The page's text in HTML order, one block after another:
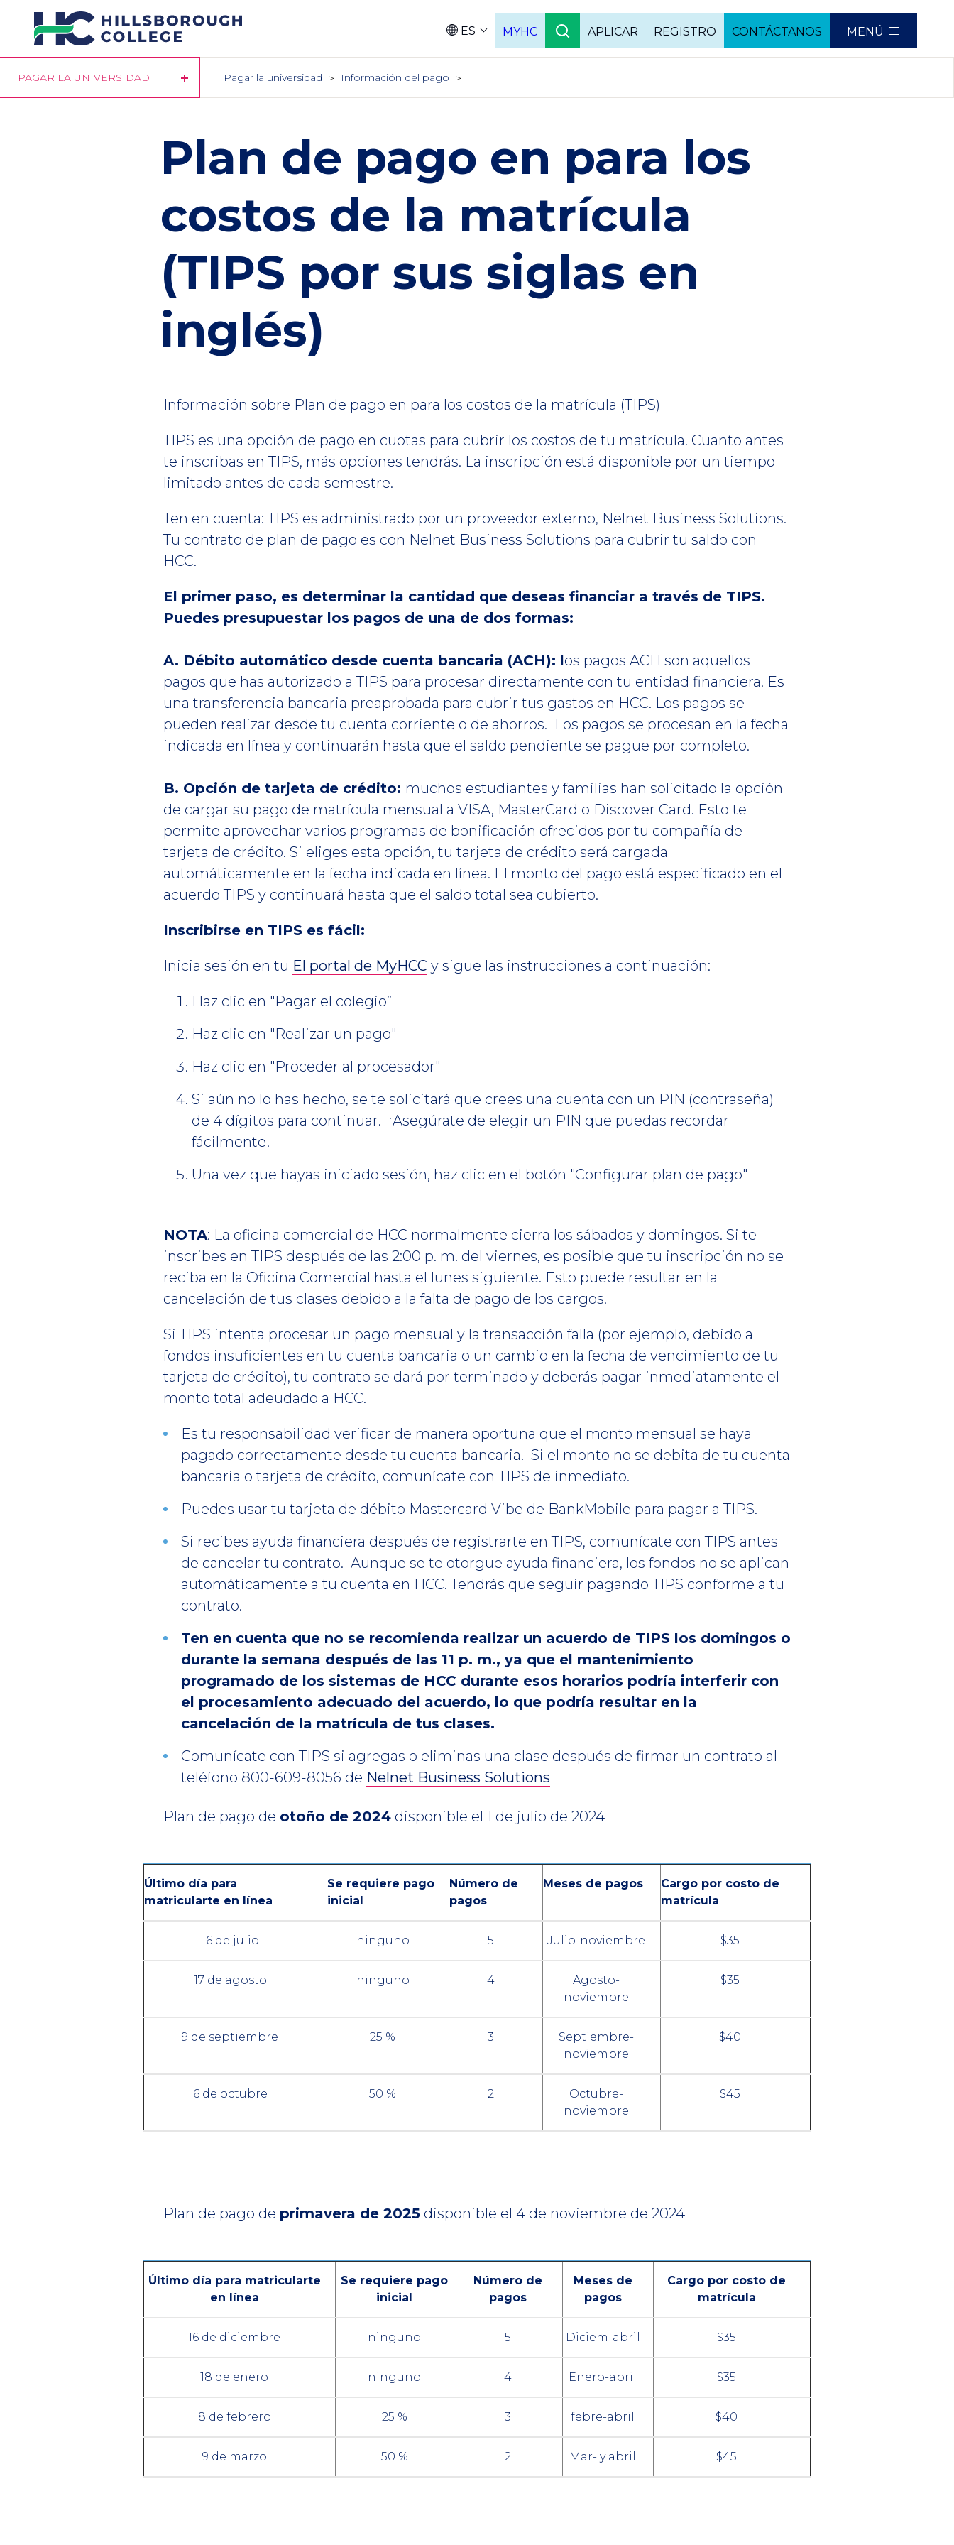
Pasar
contenido
Language
ES MYHC APLICAR REGISTRO CONTÁCTANOS MENÚ
PAGAR LA UNIVERSIDAD Pagar la universidad Información del pago
Plan de pago en para los
costos de la matrícula
(TIPS por sus siglas en
inglés)
Información sobre Plan de pago en para los costos de la matrícula (TIPS)
TIPS es una opción de pago en cuotas para cubrir los costos de tu matrícula. Cuanto antes
te inscribas en TIPS, más opciones tendrás. La inscripción está disponible por un tiempo
limitado antes de cada semestre.
Ten en cuenta: TIPS es administrado por un proveedor externo, Nelnet Business Solutions.
Tu contrato de plan de pago es con Nelnet Business Solutions para cubrir tu saldo con
HCC.
El primer paso, es determinar la cantidad que deseas financiar a través de TIPS.
Puedes presupuestar los pagos de una de dos formas:
A. Débito automático desde cuenta bancaria (ACH): los pagos ACH son aquellos
pagos que has autorizado a TIPS para procesar directamente con tu entidad financiera. Es
una transferencia bancaria preaprobada para cubrir tus gastos en HCC. Los pagos se
pueden realizar desde tu cuenta corriente o de ahorros. Los pagos se procesan en la fecha
indicada en línea y continuarán hasta que el saldo pendiente se pague por completo.
B. Opción de tarjeta de crédito: muchos estudiantes y familias han solicitado la opción
de cargar su pago de matrícula mensual a VISA, MasterCard o Discover Card. Esto te
permite aprovechar varios programas de bonificación ofrecidos por tu compañía de
tarjeta de crédito. Si eliges esta opción, tu tarjeta de crédito será cargada
automáticamente en la fecha indicada en línea. El monto del pago está especificado en el
acuerdo TIPS y continuará hasta que el saldo total sea cubierto.
Inscribirse en TIPS es fácil:
Inicia sesión en tu El portal de MyHCC y sigue las instrucciones a continuación:
Haz clic en "Pagar el colegio”
Haz clic en "Realizar un pago"
Haz clic en "Proceder al procesador"
Si aún no lo has hecho, se te solicitará que crees una cuenta con un PIN (contraseña)
de 4 dígitos para continuar. ¡Asegúrate de elegir un PIN que puedas recordar
fácilmente!
Una vez que hayas iniciado sesión, haz clic en el botón "Configurar plan de pago"
NOTA: La oficina comercial de HCC normalmente cierra los sábados y domingos. Si te
inscribes en TIPS después de las 2:00 p. m. del viernes, es posible que tu inscripción no se
reciba en la Oficina Comercial hasta el lunes siguiente. Esto puede resultar en la
cancelación de tus clases debido a la falta de pago de los cargos.
Si TIPS intenta procesar un pago mensual y la transacción falla (por ejemplo, debido a
fondos insuficientes en tu cuenta bancaria o un cambio en la fecha de vencimiento de tu
tarjeta de crédito), tu contrato se dará por terminado y deberás pagar inmediatamente el
monto total adeudado a HCC.
Es tu responsabilidad verificar de manera oportuna que el monto mensual se haya
pagado correctamente desde tu cuenta bancaria. Si el monto no se debita de tu cuenta
bancaria o tarjeta de crédito, comunícate con TIPS de inmediato.
Puedes usar tu tarjeta de débito Mastercard Vibe de BankMobile para pagar a TIPS.
Si recibes ayuda financiera después de registrarte en TIPS, comunícate con TIPS antes
de cancelar tu contrato. Aunque se te otorgue ayuda financiera, los fondos no se aplican
automáticamente a tu cuenta en HCC. Tendrás que seguir pagando TIPS conforme a tu
contrato.
Ten en cuenta que no se recomienda realizar un acuerdo de TIPS los domingos o
durante la semana después de las 11 p. m., ya que el mantenimiento
programado de los sistemas de HCC durante esos horarios podría interferir con
el procesamiento adecuado del acuerdo, lo que podría resultar en la
cancelación de la matrícula de tus clases.
Comunícate con TIPS si agregas o eliminas una clase después de firmar un contrato al
teléfono 800-609-8056 de Nelnet Business Solutions
Plan de pago de otoño de 2024 disponible el 1 de julio de 2024
Último día para
matricularte en línea
Se requiere pago
inicial
Número de
pagos
Meses de pagos
Cargo por costo de
matrícula
16 de julio ninguno 5 Julio-noviembre $35
17 de agosto ninguno 4
Agosto-
noviembre
$35
9 de septiembre 25 % 3
Septiembre-
noviembre
$40
6 de octubre 50 % 2
Octubre-
noviembre
$45
Plan de pago de primavera de 2025 disponible el 4 de noviembre de 2024
Último día para matricularte
en línea
Se requiere pago
inicial
Número de
pagos
Meses de
pagos
Cargo por costo de
matrícula
16 de diciembre ninguno 5 Diciem-abril $35
18 de enero ninguno 4 Enero-abril $35
8 de febrero 25 % 3 febre-abril $40
9 de marzo 50 % 2 Mar- y abril $45